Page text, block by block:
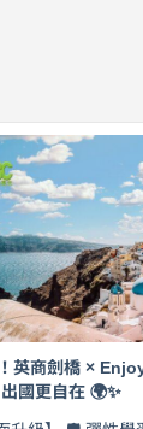
英商劍橋 ×
國更自在 🌍✨